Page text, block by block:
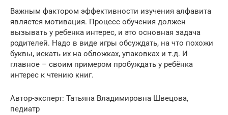
Важным фактором эффективности изучения алфавита
является мотивация. Процесс обучения должен
вызывать у ребенка интерес, и это основная задача
родителей. Надо в виде игры обсуждать, на что похожи
буквы, искать их на обложках, упаковках и т.д. И
главное – своим примером пробуждать у ребёнка
интерес к чтению книг.
Автор-эксперт: Татьяна Владимировна Швецова,
педиатр